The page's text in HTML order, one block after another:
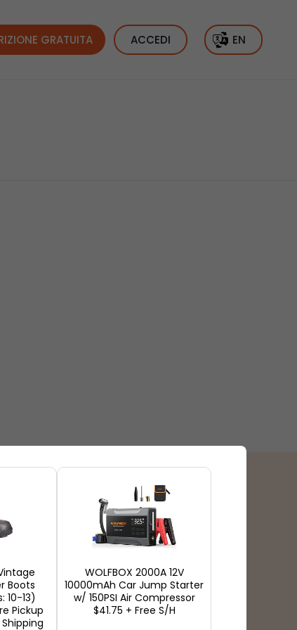
GRATUITA ACCEDI EN
di pagamento
Boots
10-13)
Pickup
WOLFBOX 2000A 12V
10000mAh Car Jump Starter
w/ 150PSI Air Compressor
$41.75 + Free S/H